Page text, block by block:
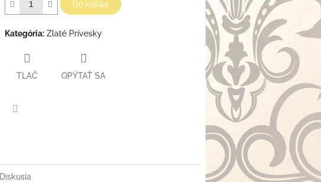
Do košíka
Kategória: Zlaté Prívesky
TLAČ OPÝTAŤ SA
Diskusia